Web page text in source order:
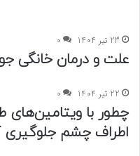
23 تیر 1404 0
علت و درمان خانگی
22 تیر 1404 0
چطور با ویتامین‌های
اطراف چشم جلوگیری